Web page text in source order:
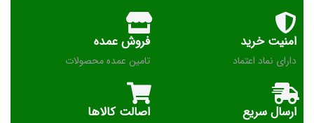
امنیت خرید
دارای نماد اعتماد
فروش عمده
تامین عمده محصولات
ارسال سریع اصالت کالاها